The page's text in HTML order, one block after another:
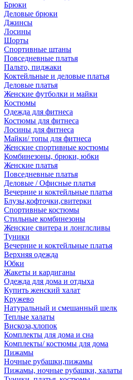
Брюки
Деловые брюки
Джинсы
Лосины
Шорты
Спортивные штаны
Повседневные платья
Пальто, пиджаки
Коктейльные и деловые платья
Деловые платья
Женские футболки и майки
Костюмы
Одежда для фитнеса
Костюмы для фитнеса
Лосины для фитнеса
Майки/ топы для фитнеса
Женские спортивные костюмы
Комбинезоны, брюки, юбки
Женские платья
Повседневные платья
Деловые / Офисные платья
Вечерние и коктейльные платья
Блузы,кофточки,свитерки
Спортивные костюмы
Стильные комбинезоны
Женские свитера и лонглсливы
Туники
Вечерние и коктейльные платья
Верхняя одежда
Юбки
Жакеты и кардиганы
Одежда для дома и отдыха
Купить женский халат
Кружево
Натуральный и смешанный шелк
Теплые халаты
Вискоза,хлопок
Комплекты для дома и сна
Комплекты/ костюмы для дома
Пижамы
Ночные рубашки,пижамы
Пижамы, ночные рубашки, халаты